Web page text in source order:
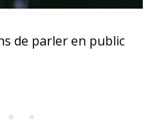
de parler en public